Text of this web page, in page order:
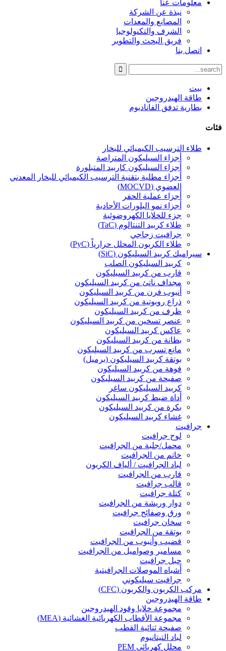
معلومات عنا
نبذة عن الشركة
المصانع والمعدات
الشرف والتكنولوجيا
فريق البحث والتطوير
اتصل بنا
بيت
طاقة الهيدروجين
بطارية تدفق الفاناديوم
فئات
طلاء الترسيب الكيميائي للبخار
أجزاء السيليكون المتراصة
أجزاء السيليكون كاربيد المتبلورة
أجزاء مطلية بتقنية الترسيب الكيميائي للبخار المعدني
العضوي (MOCVD)
أجزاء عملية الحفر
أجزاء نمو البلورات الأحادية
جزء للخلايا الكهروضوئية
طلاء كربيد التنتالوم (TaC)
جرافيت زجاجي
طلاء الكربون المحلل حرارياً (PyC)
سيراميك كربيد السيليكون (SiC)
كربيد السيليكون الصلب
قارب من كربيد السيليكون
مجداف ناتئ من كربيد السيليكون
أنبوب فرن من كربيد السيليكون
ذراع روبوتية من كربيد السيليكون
ظرف من كربيد السيليكون
عنصر تسخين من كربيد السيليكون
عاكس كربيد السيليكون
بطانة من كربيد السيليكون
مانع تسرب من كربيد السيليكون
بوتقة كربيد السيليكون (برميل)
فوهة من كربيد السيليكون
صفيحة من كربيد السيليكون
كربيد السيليكون ساغر
أداة ضبط كربيد السيليكون
بكرة من كربيد السيليكون
غشاء كربيد السيليكون
جرافيت
لوح جرافيت
محمل/جلبة من الجرافيت
خاتم من الجرافيت
لباد الجرافيت / ألياف الكربون
قارب من الجرافيت
قالب جرافيت
كتلة جرافيت
دوار وريشة من الجرافيت
ورق وصفائح جرافيت
سخان جرافيت
بوتقة من الجرافيت
قضيب وأنبوب من الجرافيت
مسامير وصواميل من الجرافيت
حبل جرافيت
أشباه الموصلات الجرافيتية
جرافيت سيليكوني
مركب الكربون والكربون (CFC)
طاقة الهيدروجين
مجموعة خلايا وقود الهيدروجين
مجموعة الأقطاب الكهربائية الغشائية (MEA)
صفيحة ثنائية القطب
لباد التيتانيوم
محلل كهربائي PEM